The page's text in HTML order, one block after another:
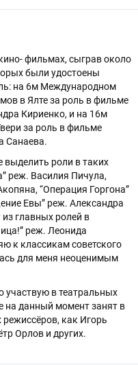
фильмах, сыграв около
были удостоены
на 6м Международном
в Ялте за роль в фильме
Кириенко, и на 16м
за роль в фильме
Санаева.
выделить роли в таких
реж. Василия Пичула,
“Операция Горгона”
Евы” реж. Александра
главных ролей в
реж. Леонида
к классикам советского
для меня неоценимым
в театральных
на данный момент занят в
режиссёров, как Игорь
Орлов и других.